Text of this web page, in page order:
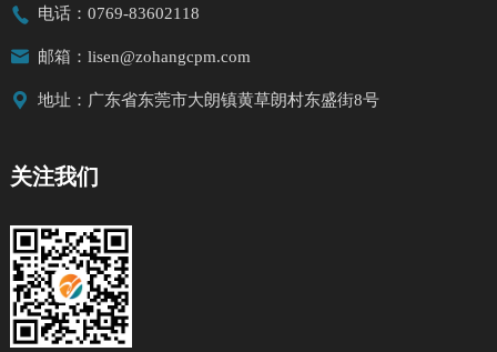
 电话：0769-83602118
 邮箱：lisen@zohangcpm.com
 地址：广东省东莞市大朗镇黄草朗村东盛街8号
关注我们